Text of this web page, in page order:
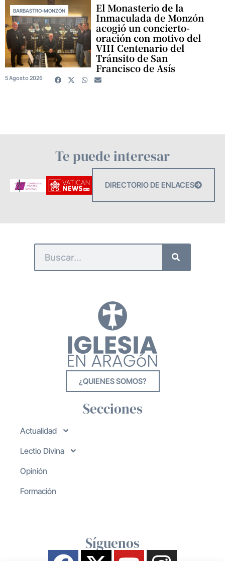
BARBASTRO-MONZÓN El Monasterio de la
Inmaculada de Monzón
acogió un concierto-
oración con motivo del
VIII Centenario del
Tránsito de San
Francisco de Asís
5 Agosto 2026
Te puede interesar
DIRECTORIO DE ENLACES
¿QUIENES SOMOS?
Secciones
Actualidad
Lectio Divina
Opinión
Formación
Síguenos